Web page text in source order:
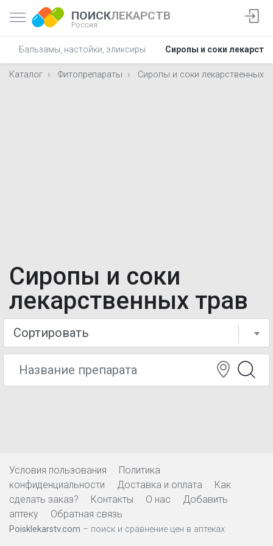
ПОИСКЛЕКАРСТВ
Россия
Бальзамы, настойки, эликсиры Сиропы и соки
Каталог Фитопрепараты Сиропы и соки лекарственных
Сиропы и соки
лекарственных трав
Условия пользования
Политика
конфиденциальности
Доставка и оплата
Как
сделать заказ?
Контакты О нас
Добавить
аптеку
Обратная связь
Poisklekarstv.com – поиск и сравнение цен в аптеках